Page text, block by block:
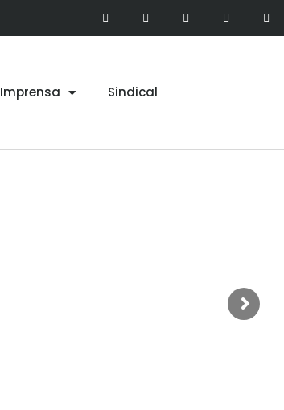
Imprensa Sindical